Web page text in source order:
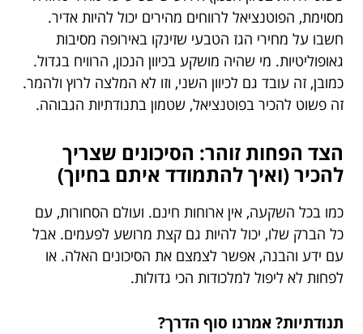
מסוימת, הפוטנציאל לרווחים מהירים יכול להיות אדיר.
חשבו על מחירי הגז הטבעי שזינקו באירופה מסיבות
גאופוליטיות. מי שהיה מושקע בכיוון הנכון, הרוויח בגדול.
כמובן, זה עובד גם לכיוון השני, וזו לא המלצה לרוץ ולהמר.
זה פשוט להכיר בפוטנציאל, שטמון בתנודתיות הגבוהה.
הצד הפחות זוהר: הסיכונים שצריך
להכיר (ואיך להתמודד איתם בחיוך)
כמו בכל השקעה, אין ארוחות חינם. ועולם הסחורות, עם
כל הברק שלו, יכול להיות גם קצת מרושע לפעמים. אבל
עם ידע והבנה, אפשר לצמצם את הסיכונים האלה. או
לפחות לא ליפול למלכודות הכי גדולות.
תנודתיות? אמרנו סוף הדרך?